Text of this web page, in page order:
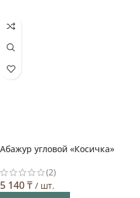
Абажур угловой «Косичка»
(2)
5 140₸ / шт.